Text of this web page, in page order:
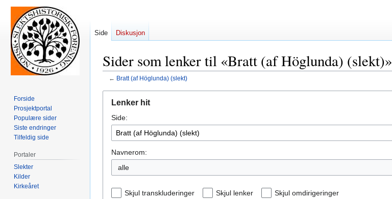
Sider som lenker til «Bratt (af Höglunda) (slekt)»
← Bratt (af Höglunda) (slekt)
navigering
søk
Lenker hit
Side:
Navnerom:
alle
Skjul transkluderinger Skjul lenker Skjul omdirigeringer
Side Diskusjon
Forside
Prosjektportal
Populære sider
Siste endringer
Tilfeldig side
Portaler
Slekter
Kilder
Kirkeåret